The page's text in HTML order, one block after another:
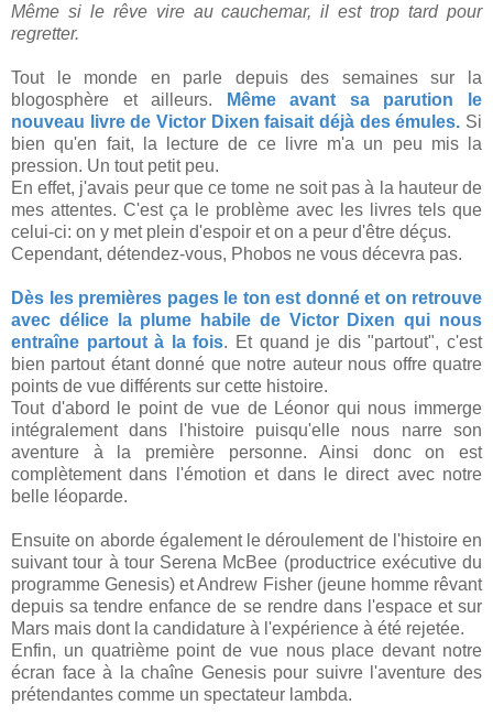
Même si le rêve vire au cauchemar, il est trop tard pour
regretter.
Tout le monde en parle depuis des semaines sur la
blogosphère et ailleurs. Même avant sa parution le
nouveau livre de Victor Dixen faisait déjà des émules. Si
bien qu'en fait, la lecture de ce livre m'a un peu mis la
pression. Un tout petit peu.
En effet, j'avais peur que ce tome ne soit pas à la hauteur de
mes attentes. C'est ça le problème avec les livres tels que
celui-ci: on y met plein d'espoir et on a peur d'être déçus.
Cependant, détendez-vous, Phobos ne vous décevra pas.
Dès les premières pages le ton est donné et on retrouve
avec délice la plume habile de Victor Dixen qui nous
entraîne partout à la fois. Et quand je dis "partout", c'est
bien partout étant donné que notre auteur nous offre quatre
points de vue différents sur cette histoire.
Tout d'abord le point de vue de Léonor qui nous immerge
intégralement dans l'histoire puisqu'elle nous narre son
aventure à la première personne. Ainsi donc on est
complètement dans l'émotion et dans le direct avec notre
belle léoparde.
Ensuite on aborde également le déroulement de l'histoire en
suivant tour à tour Serena McBee (productrice exécutive du
programme Genesis) et Andrew Fisher (jeune homme rêvant
depuis sa tendre enfance de se rendre dans l'espace et sur
Mars mais dont la candidature à l'expérience à été rejetée.
Enfin, un quatrième point de vue nous place devant notre
écran face à la chaîne Genesis pour suivre l'aventure des
prétendantes comme un spectateur lambda.